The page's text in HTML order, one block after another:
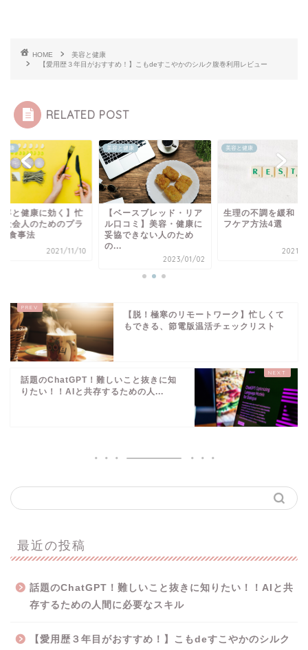
HOME
美容と健康
【愛用歴３年目がおすすめ！】こもdeすこやかのシルク腹巻利用レビュー
RELATED POST
容と健康に効く】忙
社会人のためのプラ
食事法
2021/11/10
美容と健康
【ベースブレッド・リア
ル口コミ】美容・健康に
妥協できない人のため
の...
2023/01/02
美容と健康
生理の不調を緩和！
フケア方法4選
2021/
【脱！極寒のリモートワーク】忙しくて
もできる、節電版温活チェックリスト
話題のChatGPT！難しいこと抜きに知
りたい！！AIと共存するための人...
最近の投稿
話題のChatGPT！難しいこと抜きに知りたい！！AIと共
存するための人間に必要なスキル
【愛用歴３年目がおすすめ！】こもdeすこやかのシルク